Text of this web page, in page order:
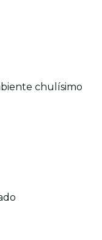
chulísimo